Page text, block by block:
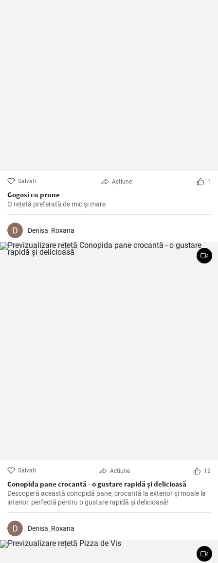
Salvați Acțiune 1
Gogosi cu prune
O rețetă preferată de mic și mare
Denisa_Roxana
Salvați Acțiune 12
Conopida pane crocantă - o gustare rapidă și delicioasă
Descoperă această conopidă pane, crocantă la exterior și moale la
interior, perfectă pentru o gustare rapidă și delicioasă!
Denisa_Roxana